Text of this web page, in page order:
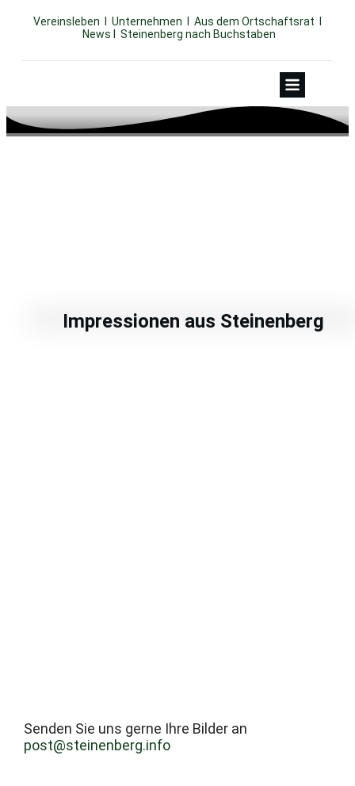
Vereinsleben Unternehmen Aus dem Ortschaftsrat
News
Steinenberg nach Buchstaben
Impressionen aus Steinenberg
Senden Sie uns gerne Ihre Bilder an
post@steinenberg.info